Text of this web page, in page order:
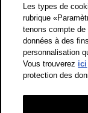
d'équivalents
est le principal
réchauffement
CO2 pour tous les
(WLTP). Valeur
véhicules neufs
données
données
Les types de
rubrique
tenons compte
données à des
personnalisation
Vous trouverez ici
protection des